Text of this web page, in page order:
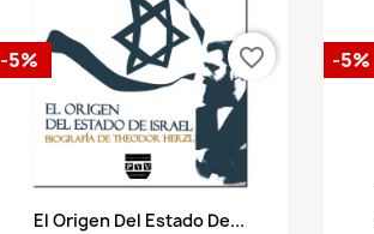
Vista rápida
El Origen Del Estado De...
-5% favorite_border -5%